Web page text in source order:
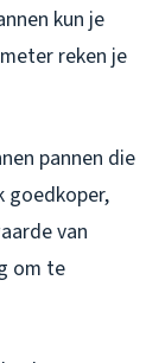
kun je
reken je
pannen die
goedkoper,
van
om te